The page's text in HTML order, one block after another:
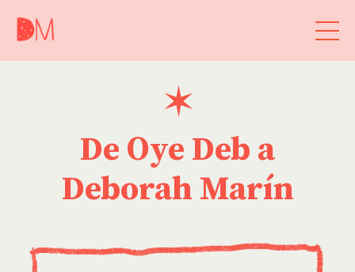
✶
De Oye Deb a
Deborah Marín